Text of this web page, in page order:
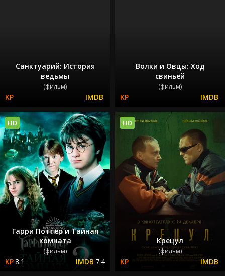
Санктуарий: История
ведьмы
(фильм)
Волки и Овцы: Ход
свиньёй
(фильм)
Гарри Поттер и Тайная
комната
(фильм)
8.1 7.4
HD
Крецул
(фильм)
HD